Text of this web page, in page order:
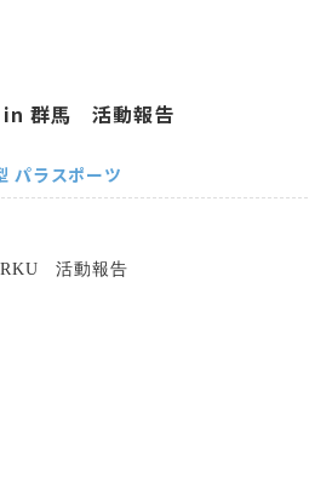
群馬 活動報告
パラスポーツ